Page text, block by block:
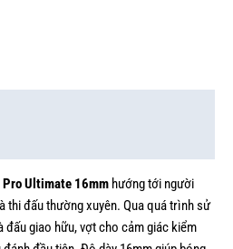
Ultimate 16mm hướng tới người
thi đấu thường xuyên. Qua quá trình sử
đấu giao hữu, vợt cho cảm giác kiểm